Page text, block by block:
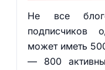
Не все
подписчиков
может иметь
— 800